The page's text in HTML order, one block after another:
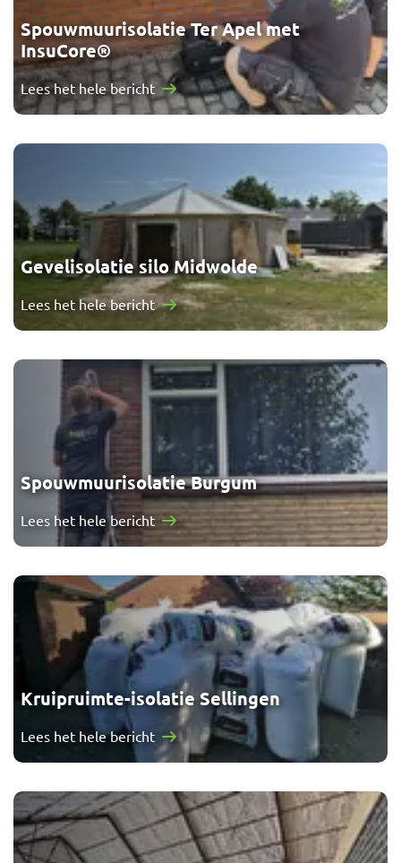
Spouwmuurisolatie Ter Apel met
InsuCore®
Lees het hele bericht
Gevelisolatie silo Midwolde
Lees het hele bericht
Spouwmuurisolatie Burgum
Lees het hele bericht
Kruipruimte-isolatie Sellingen
Lees het hele bericht